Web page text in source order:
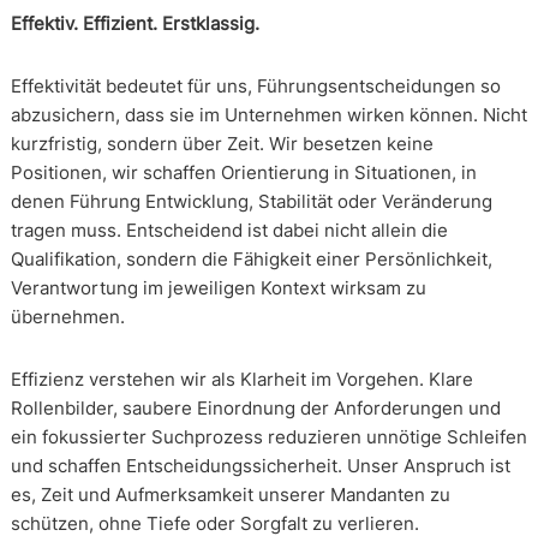
Effektiv. Effizient. Erstklassig.
Effektivität bedeutet für uns, Führungsentscheidungen so
abzusichern, dass sie im Unternehmen wirken können. Nicht
kurzfristig, sondern über Zeit. Wir besetzen keine
Positionen, wir schaffen Orientierung in Situationen, in
denen Führung Entwicklung, Stabilität oder Veränderung
tragen muss. Entscheidend ist dabei nicht allein die
Qualifikation, sondern die Fähigkeit einer Persönlichkeit,
Verantwortung im jeweiligen Kontext wirksam zu
übernehmen.
Effizienz verstehen wir als Klarheit im Vorgehen. Klare
Rollenbilder, saubere Einordnung der Anforderungen und
ein fokussierter Suchprozess reduzieren unnötige Schleifen
und schaffen Entscheidungssicherheit. Unser Anspruch ist
es, Zeit und Aufmerksamkeit unserer Mandanten zu
schützen, ohne Tiefe oder Sorgfalt zu verlieren.